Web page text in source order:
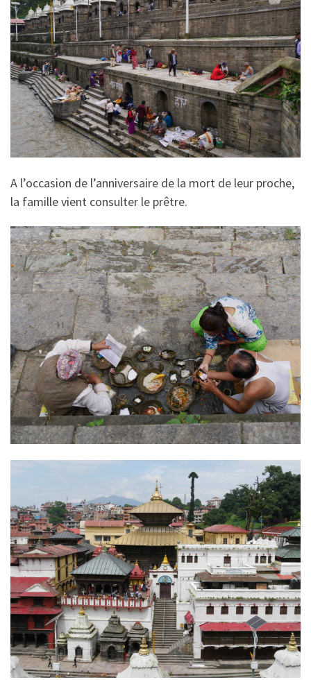
A l’occasion de l’anniversaire de la mort de leur proche,
la famille vient consulter le prêtre.